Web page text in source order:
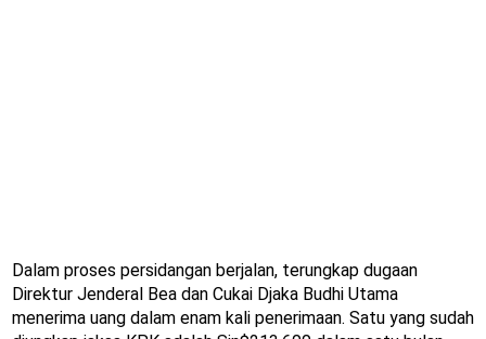
Dalam proses persidangan berjalan, terungkap dugaan
Direktur Jenderal Bea dan Cukai Djaka Budhi Utama
menerima uang dalam enam kali penerimaan. Satu yang sudah